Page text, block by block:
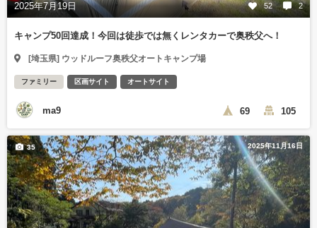
2025年7月19日 52 2
キャンプ50回達成！今回は徒歩では無くレンタカーで奥秩父へ！
[埼玉県] ウッドルーフ奥秩父オートキャンプ場
ファミリー 区画サイト オートサイト
ma9 69 105
2025年11月16日
35